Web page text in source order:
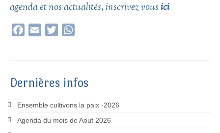
agenda et nos actualités, inscrivez vousici
Facebook
Email Twitter
Dernières infos
Ensemble cultivons la paix -2026
Agenda du mois de Aout 2026